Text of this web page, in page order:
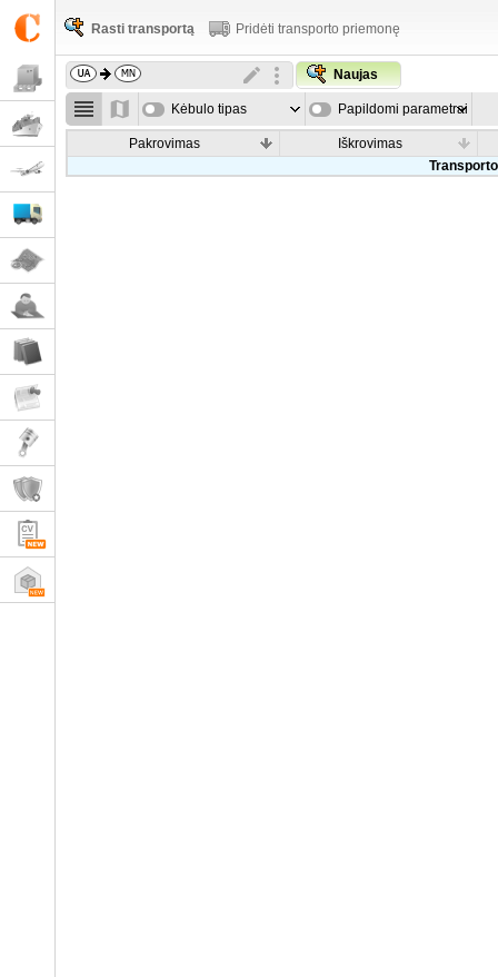
Rasti transportą Pridėti transporto priemonę
Naujas
Kėbulo tipas Papildomi parametrai
Pakrovimas
Iškrovimas